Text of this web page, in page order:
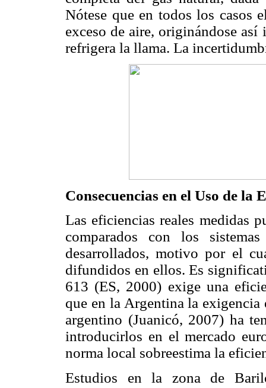
Nótese que en todos los casos
exceso de aire, originándose
refrigera la llama. La
Consecuencias en el Uso de la
Las eficiencias reales medidas
comparados con los
desarrollados, motivo por el
difundidos en ellos. Es
613 (ES, 2000) exige una
que en la Argentina la
argentino (Juanicó, 2007) ha
introducirlos en el mercado
norma local sobreestima la
Estudios en la zona de